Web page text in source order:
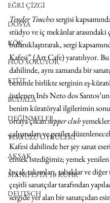
EĞRİ ÇİZGİ
DOSYA
KÖK
HUO SORUYOR
ETÜT
BUDALA
DEĞİNMELER
YERYÜZÜ ÖYKÜLERİ
AKSAK
MANIFESTA 16 RUHR
DEUTSCH
Tender Touches sergisi
stüdyo ve iç mekânlar
bulanıklaştırarak, sergi
Kafesi” (Art Cafe) yaratılıyor.
dahilinde, aynı zamanda bir
benimle birlikte serginin eş-
üstlenen Inês Neto dos
benim küratöryal ilgilerimin
ortaya çıkan supper club
çalışmaları ve geziler
Kafesi dahilinde her şey sanat
etmek istediğimiz; yemek yenilen
bıçak takımları, tabaklar ve
çeşitli sanatçılar tarafından
sergide yer alan bir sanatçıdan